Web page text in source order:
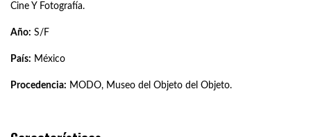
Cine Y Fotografía.
Año: S/F
País: México
Procedencia: MODO, Museo del Objeto del Objeto.